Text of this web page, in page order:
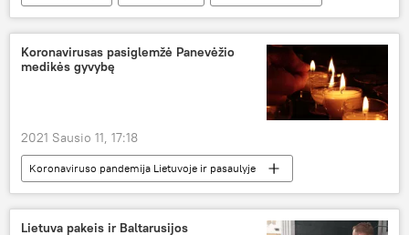
JAV
Džo Baidenas
Donaldas Trampas
Koronavirusas pasiglemžė Panevėžio
medikės gyvybę
2021 Sausio 11, 17:18
Koronaviruso pandemija Lietuvoje ir pasaulyje
Visuomenė
koronavirusas
medikai
mirtis
Lietuva pakeis ir Baltarusijos